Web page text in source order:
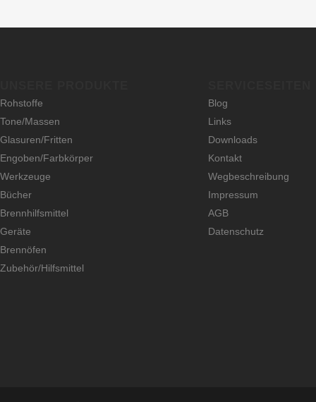
Rohstoffe
Tone/Massen
Glasuren/Fritten
Engoben/Farbkörper
Werkzeuge
Bücher
Brennhilfsmittel
Geräte
Brennöfen
Zubehör/Hilfsmittel
Blog
Links
Downloads
Kontakt
Wegbeschreibung
Impressum
AGB
Datenschutz